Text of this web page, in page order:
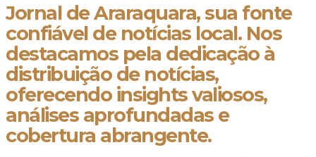
Jornal de Araraquara, sua fonte
confiável de notícias local. Nos
destacamos pela dedicação à
distribuição de notícias,
oferecendo insights valiosos,
análises aprofundadas e
cobertura abrangente.